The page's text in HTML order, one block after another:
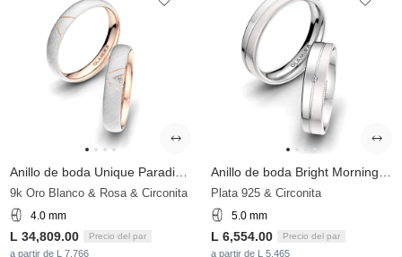
9k Oro Blanco & Rosa & Circonita
4.0 mm
L 34,809.00 Precio del par
a partir de L 7,766
Plata 925 & Circonita
5.0 mm
L 6,554.00 Precio del par
a partir de L 5,465